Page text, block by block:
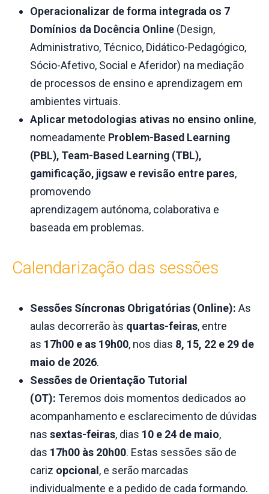
Operacionalizar de forma integrada os 7
Domínios da Docência Online (Design,
Administrativo, Técnico, Didático-Pedagógico,
Sócio-Afetivo, Social e Aferidor) na mediação
de processos de ensino e aprendizagem em
ambientes virtuais.
Aplicar metodologias ativas no ensino online,
nomeadamente Problem-Based Learning
(PBL), Team-Based Learning (TBL),
gamificação, jigsaw e revisão entre pares,
promovendo
aprendizagem autónoma, colaborativa e
baseada em problemas.
Calendarização das sessões
Sessões Síncronas Obrigatórias (Online): As
aulas decorrerão às quartas-feiras, entre
as 17h00 e as 19h00, nos dias 8, 15, 22 e 29 de
maio de 2026.
Sessões de Orientação Tutorial
(OT): Teremos dois momentos dedicados ao
acompanhamento e esclarecimento de dúvidas
nas sextas-feiras, dias 10 e 24 de maio,
das 17h00 às 20h00. Estas sessões são de
cariz opcional, e serão marcadas
individualmente e a pedido de cada formando.